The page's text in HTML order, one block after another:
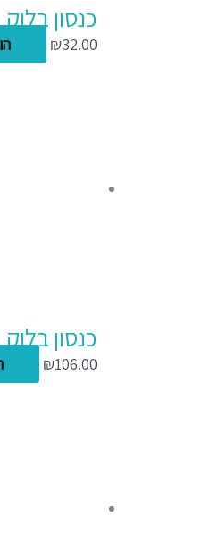
כנסון בלוק XL ספירלה ממוחזר A5 25 דפים 160 גרם
₪32.00
כנסון בלוק XL ספירלה מיקס מדיה A3 30 דפים 300 גרם
₪106.00